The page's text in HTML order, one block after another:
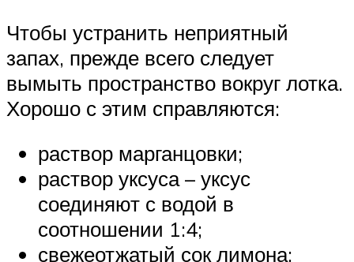
Чтобы устранить неприятный
запах, прежде всего следует
вымыть пространство вокруг лотка.
Хорошо с этим справляются:
раствор марганцовки;
раствор уксуса – уксус
соединяют с водой в
соотношении 1:4;
свежеотжатый сок лимона;